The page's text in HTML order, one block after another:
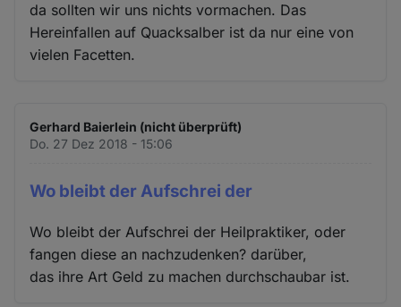
da sollten wir uns nichts vormachen. Das
Hereinfallen auf Quacksalber ist da nur eine von
vielen Facetten.
Gerhard Baierlein (nicht überprüft)
Do. 27 Dez 2018 - 15:06
Wo bleibt der Aufschrei der
Wo bleibt der Aufschrei der Heilpraktiker, oder
fangen diese an nachzudenken? darüber,
das ihre Art Geld zu machen durchschaubar ist.